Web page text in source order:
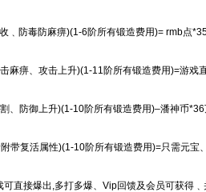
﹑防毒防麻痹)(1-6阶所有锻造费用)= rmb点
麻痹、攻击上升)(1-11阶所有锻造费用)=游戏
、防御上升)(1-10阶所有锻造费用)–潘神币
带复活属性)(1-10阶所有锻造费用)=只需元宝
可直接爆出,多打多爆、Vip回馈及会员可获得